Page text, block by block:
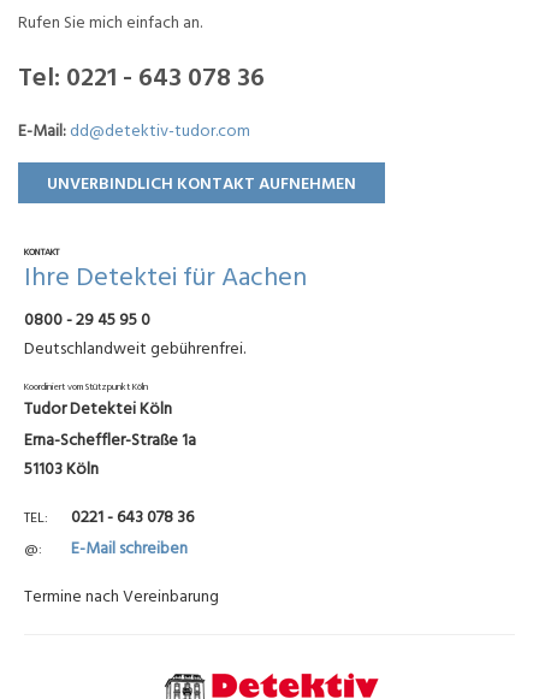
Rufen Sie mich einfach an.
Tel: 0221 - 643 078 36
E-Mail:dd@detektiv-tudor.com
UNVERBINDLICH KONTAKT AUFNEHMEN
KONTAKT
Ihre Detektei für Aachen
0800 - 29 45 95 0
Deutschlandweit gebührenfrei.
Koordiniert vom Stützpunkt Köln
Tudor Detektei Köln
Erna-Scheffler-Straße 1a
51103 Köln
TEL 0221 - 643 078 36
@
E-Mail schreiben
Termine nach Vereinbarung